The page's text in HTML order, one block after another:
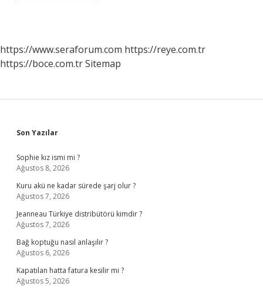
https://www.seraforum.com https://reye.com.tr
https://boce.com.trSitemap
Sidebar
Son Yazılar
Sophie kız ismi mi ?
Ağustos 8, 2026
Kuru akü ne kadar sürede şarj olur ?
Ağustos 7, 2026
Jeanneau Türkiye distribütörü kimdir ?
Ağustos 7, 2026
Bağ koptuğu nasıl anlaşılır ?
Ağustos 6, 2026
Kapatılan hatta fatura kesilir mi ?
Ağustos 5, 2026